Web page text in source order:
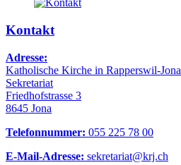
Kontakt
Adresse:
Katholische Kirche in Rapperswil-Jona
Sekretariat
Friedhofstrasse 3
8645 Jona
Telefonnummer: 055 225 78 00
E-Mail-Adresse: sekretariat@krj.ch